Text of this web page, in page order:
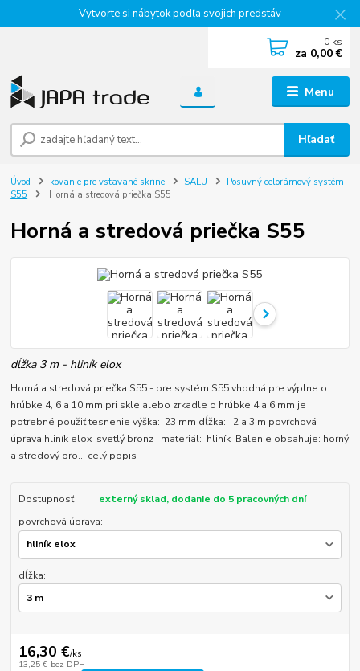
Vytvorte si nábytok podľa svojich predstáv
Menu
Hľadať
0 ks
za 0,00 €
Úvod kovanie pre vstavané skrine SALU
Posuvný celorámový systém
S55
Horná a stredová priečka S55
Horná a stredová priečka S55
dĺžka 3 m - hliník elox
Horná a stredová priečka S55 - pre systém S55 vhodná pre výplne o
hrúbke 4, 6 a 10 mm pri skle alebo zrkadle o hrúbke 4 a 6 mm je
potrebné použiť tesnenie výška: 23 mm dĺžka: 2 a 3 m povrchová
úprava hliník elox svetlý bronz materiál: hliník Balenie obsahuje: horný
a stredový pro... celý popis
Dostupnosť
externý sklad, dodanie do 5 pracovných dní
povrchová úprava:
dĺžka:
16,30 €/ks
13,25 € bez DPH